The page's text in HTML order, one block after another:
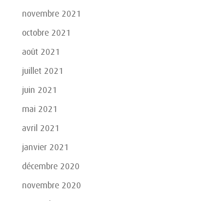
novembre 2021
octobre 2021
août 2021
juillet 2021
juin 2021
mai 2021
avril 2021
janvier 2021
décembre 2020
novembre 2020